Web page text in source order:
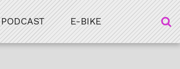
PODCAST E-BIKE